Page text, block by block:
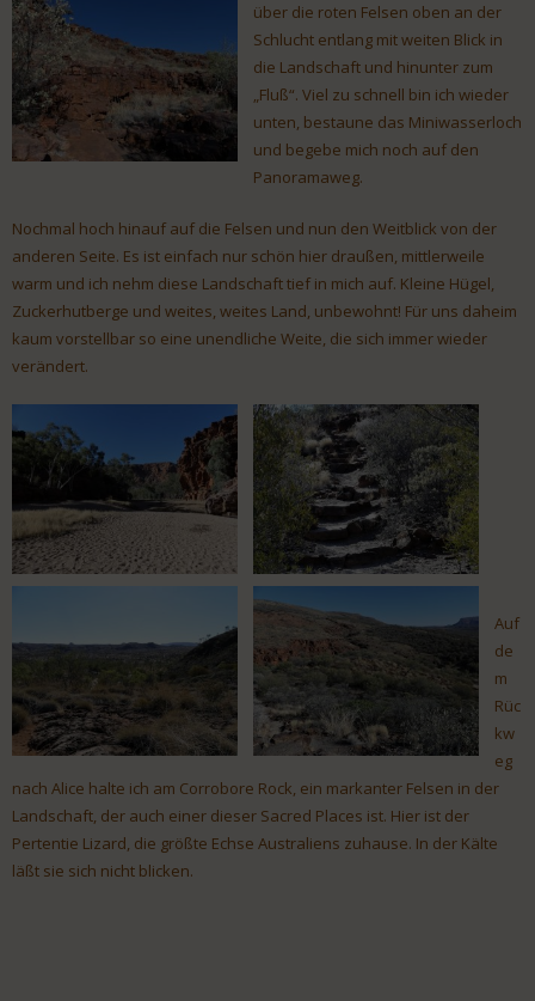
über die roten Felsen oben an der
Schlucht entlang mit weiten Blick in
die Landschaft und hinunter zum
„Fluß“. Viel zu schnell bin ich wieder
unten, bestaune das Miniwasserloch
und begebe mich noch auf den
Panoramaweg.
Nochmal hoch hinauf auf die Felsen und nun den Weitblick von der
anderen Seite. Es ist einfach nur schön hier draußen, mittlerweile
warm und ich nehm diese Landschaft tief in mich auf. Kleine Hügel,
Zuckerhutberge und weites, weites Land, unbewohnt! Für uns daheim
kaum vorstellbar so eine unendliche Weite, die sich immer wieder
verändert.
Auf
de
m
Rüc
kw
eg
nach Alice halte ich am Corrobore Rock, ein markanter Felsen in der
Landschaft, der auch einer dieser Sacred Places ist. Hier ist der
Pertentie Lizard, die größte Echse Australiens zuhause. In der Kälte
läßt sie sich nicht blicken.